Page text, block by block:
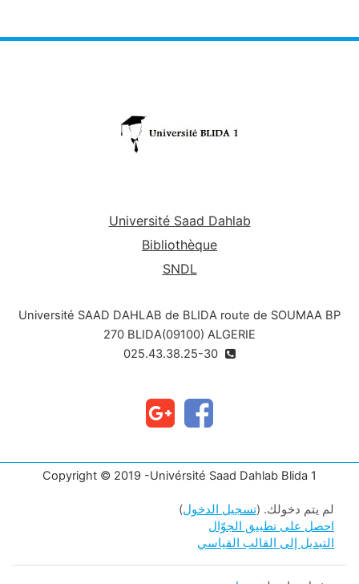
malnutrition (la nutrition conditionne la santé des
Université Saad Dahlab
Bibliothèque
SNDL
Université SAAD DAHLAB de BLIDA route de SOUMAA BP
270 BLIDA(09100) ALGERIE
Copyright © 2019 -Univérsité Saad Dahlab Blida 1
لم يتم دخولك. (تسجيل الدخول)
احصل على تطبيق الجوّال
التبديل إلى القالب القياسي